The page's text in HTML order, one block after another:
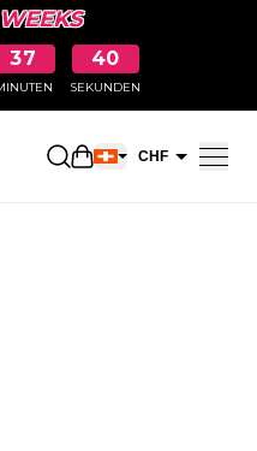
37 40
SEKUNDEN
Einkaufswagen
CHF